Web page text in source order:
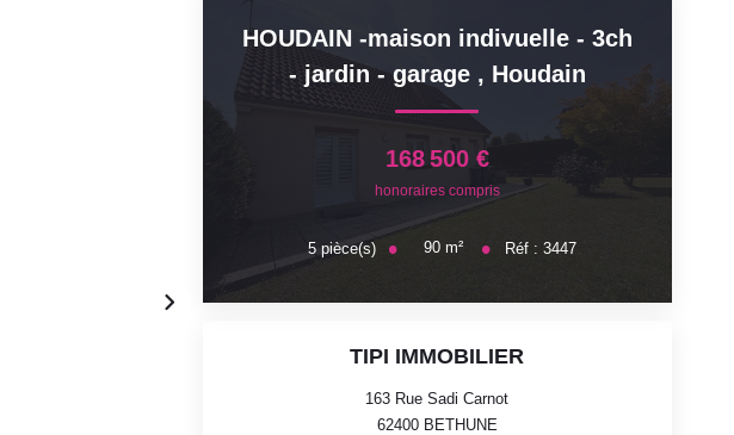
HOUDAIN -maison indivuelle - 3ch
- jardin - garage , Houdain
168 500 €
honoraires compris
5 pièce(s) 90 m² Réf : 3447
TIPI IMMOBILIER
163 Rue Sadi Carnot
62400 BETHUNE